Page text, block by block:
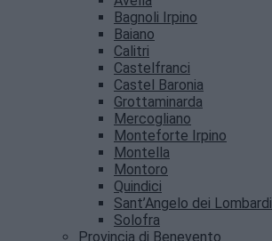
Bagnoli Irpino
Baiano
Calitri
Castelfranci
Castel Baronia
Grottaminarda
Mercogliano
Monteforte Irpino
Montella
Montoro
Quindici
Sant’Angelo dei Lombardi
Solofra
Provincia di Benevento